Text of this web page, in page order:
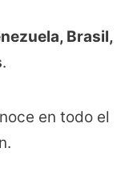
Brasil,
.
en todo el